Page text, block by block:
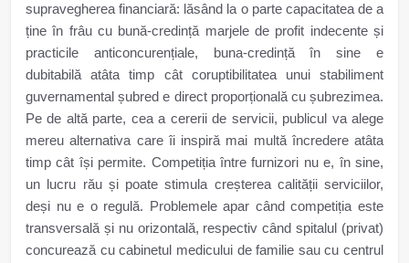
supravegherea financiară: lăsând la o parte capacitatea de a
ține în frâu cu bună-credință marjele de profit indecente și
practicile anticoncurențiale, buna-credință în sine e
dubitabilă atâta timp cât coruptibilitatea unui stabiliment
guvernamental șubred e direct proporțională cu șubrezimea.
Pe de altă parte, cea a cererii de servicii, publicul va alege
mereu alternativa care îi inspiră mai multă încredere atâta
timp cât își permite. Competiția între furnizori nu e, în sine,
un lucru rău și poate stimula creșterea calității serviciilor,
deși nu e o regulă. Problemele apar când competiția este
transversală și nu orizontală, respectiv când spitalul (privat)
concurează cu cabinetul medicului de familie sau cu centrul